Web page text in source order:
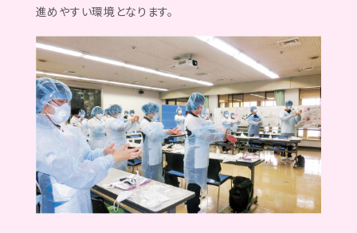
進めやすい環境となります。